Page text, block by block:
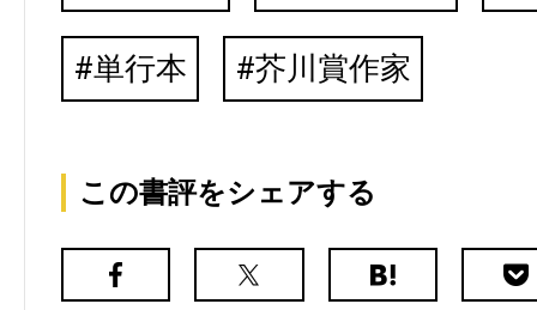
単行本 芥川賞作家
この書評をシェアする
Facebook
X（旧
は